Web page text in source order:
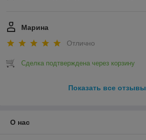
Марина
Отлично
Сделка подтверждена через корзину
Показать все отзывы
О нас